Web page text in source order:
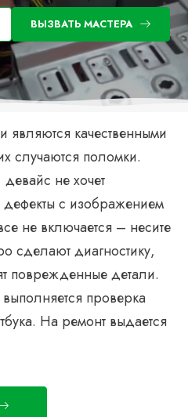
ВЫЗВАТЬ МАСТЕРА
являются качественными
случаются поломки.
не хочет
с изображением
не включается – несите
сделают диагностику,
поврежденные детали.
проверка
На ремонт выдается